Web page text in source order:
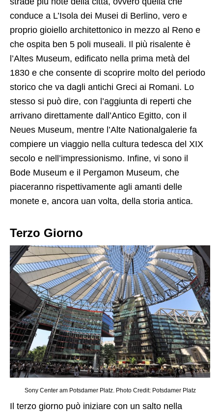
conduce a L’Isola dei Musei di Berlino, vero e
proprio gioiello architettonico in mezzo al Reno e
che ospita ben 5 poli museali. Il più risalente è
l’Altes Museum, edificato nella prima metà del
1830 e che consente di scoprire molto del periodo
storico che va dagli antichi Greci ai Romani. Lo
stesso si può dire, con l’aggiunta di reperti che
arrivano direttamente dall’Antico Egitto, con il
Neues Museum, mentre l’Alte Nationalgalerie fa
compiere un viaggio nella cultura tedesca del XIX
secolo e nell’impressionismo. Infine, vi sono il
Bode Museum e il Pergamon Museum, che
piaceranno rispettivamente agli amanti delle
monete e, ancora uan volta, della storia antica.
Terzo Giorno
Sony Center am Potsdamer Platz. Photo Credit: Potsdamer Platz
Il terzo giorno può iniziare con un salto nella